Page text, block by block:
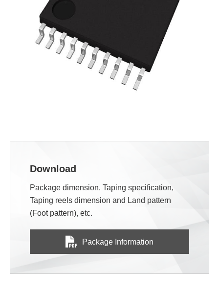
Download
Package dimension, Taping specification,
Taping reels dimension and Land pattern
(Foot pattern), etc.
Package Information